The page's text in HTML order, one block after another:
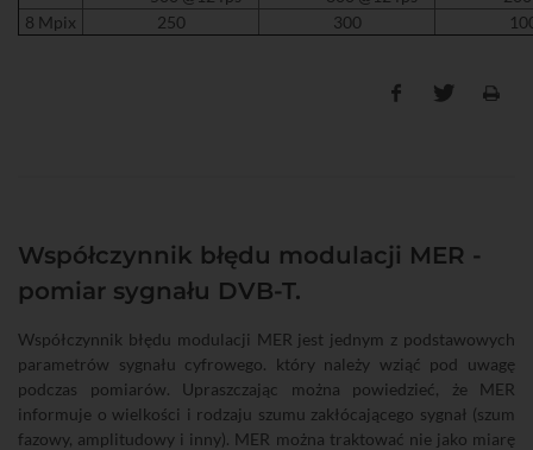
8 Mpix
250 300
Współczynnik błędu modulacji MER -
pomiar sygnału DVB-T.
Współczynnik błędu modulacji MER jest jednym z podstawowych
parametrów sygnału cyfrowego. który należy wziąć pod uwagę
podczas pomiarów. Upraszczając można powiedzieć, że MER
informuje o wielkości i rodzaju szumu zakłócającego sygnał (szum
fazowy, amplitudowy i inny). MER można traktować nie jako miarę